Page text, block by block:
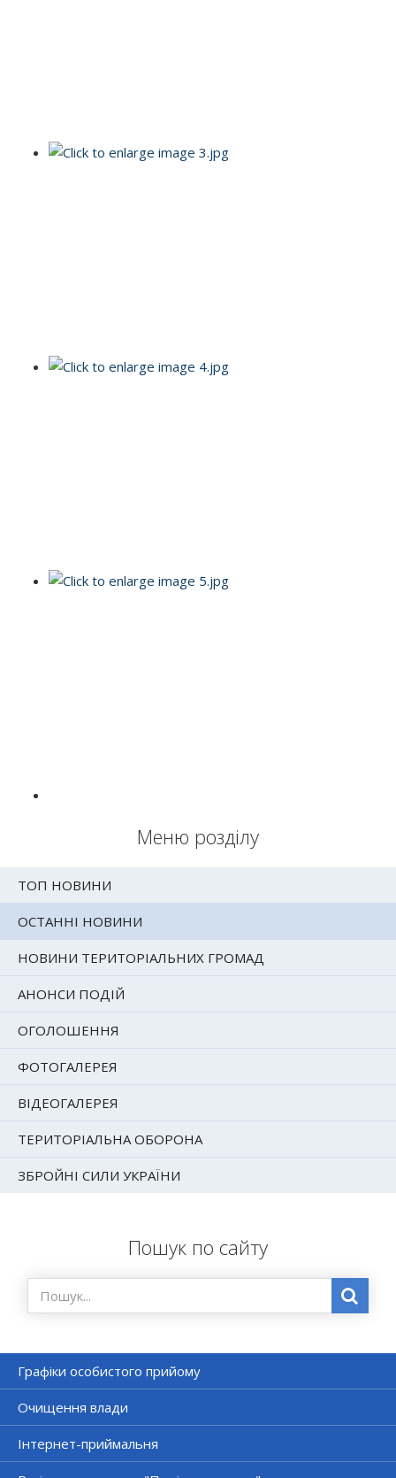
Меню розділу
ТОП НОВИНИ
ОСТАННІ НОВИНИ
НОВИНИ ТЕРИТОРІАЛЬНИХ ГРОМАД
АНОНСИ ПОДІЙ
ОГОЛОШЕННЯ
ФОТОГАЛЕРЕЯ
ВІДЕОГАЛЕРЕЯ
ТЕРИТОРІАЛЬНА ОБОРОНА
ЗБРОЙНІ СИЛИ УКРАЇНИ
Пошук по сайту
Графіки особистого прийому
Очищення влади
Інтернет-приймальня